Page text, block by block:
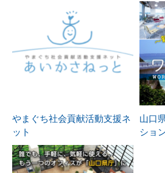
やまぐち社会貢献活動支援ネ
ット
山口
ショ